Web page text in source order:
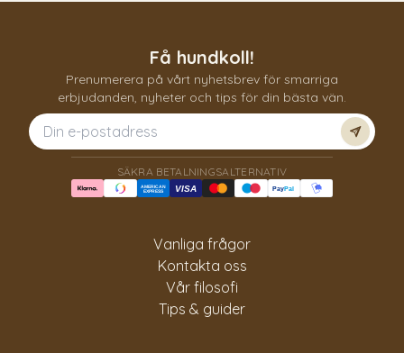
Få hundkoll!
Prenumerera på vårt nyhetsbrev för smarriga
erbjudanden, nyheter och tips för din bästa vän.
SÄKRA BETALNINGSALTERNATIV
AMERICAN
EXPRESS
VISA PayPal
Vanliga frågor
Kontakta oss
Vår filosofi
Tips & guider